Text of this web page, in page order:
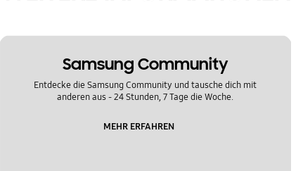
Samsung Community
Entdecke die Samsung Community und tausche dich mit
anderen aus - 24 Stunden, 7 Tage die Woche.
MEHR ERFAHREN